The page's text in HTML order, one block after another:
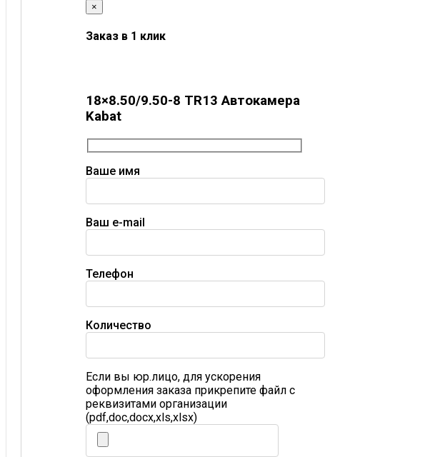
×
Заказ в 1 клик
18×8.50/9.50-8 TR13 Автокамера
Kabat
Ваше имя
Ваш e-mail
Телефон
Количество
Если вы юр.лицо, для ускорения
оформления заказа прикрепите файл с
реквизитами организации
(pdf,doc,docx,xls,xlsx)